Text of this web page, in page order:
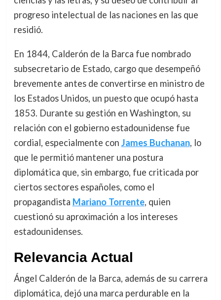
progreso intelectual de las naciones en las que
residió.
En 1844, Calderón de la Barca fue nombrado
subsecretario de Estado, cargo que desempeñó
brevemente antes de convertirse en ministro de
los Estados Unidos, un puesto que ocupó hasta
1853. Durante su gestión en Washington, su
relación con el gobierno estadounidense fue
cordial, especialmente con James Buchanan, lo
que le permitió mantener una postura
diplomática que, sin embargo, fue criticada por
ciertos sectores españoles, como el
propagandista Mariano Torrente, quien
cuestionó su aproximación a los intereses
estadounidenses.
Relevancia Actual
Ángel Calderón de la Barca, además de su carrera
diplomática, dejó una marca perdurable en la